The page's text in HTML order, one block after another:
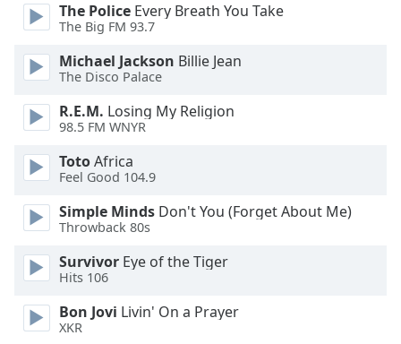
Fullscreen
window.
Beginning
window.
Escape
cancel
close
The Police Every Breath You Take
The Big FM 93.7
Michael Jackson Billie Jean
The Disco Palace
R.E.M. Losing My Religion
98.5 FM WNYR
TotoAfrica
Feel Good 104.9
Simple Minds Don't You (Forget About Me)
Throwback 80s
Survivor Eye of the Tiger
Hits 106
Bon Jovi Livin' On a Prayer
XKR